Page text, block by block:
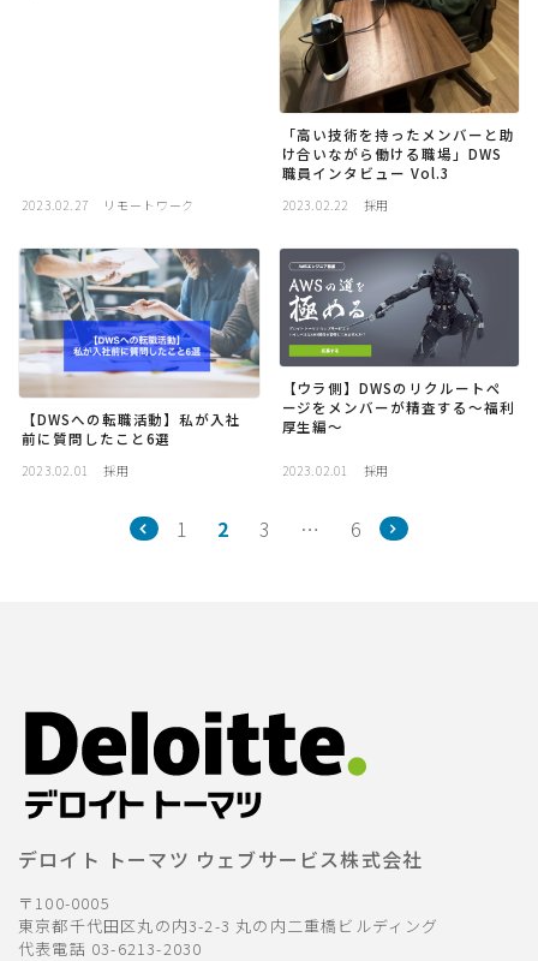
2023.02.27 リモートワーク
「高い技術を持ったメンバーと助
け合いながら働ける職場」DWS
職員インタビュー Vol.3
2023.02.22 採用
【DWSへの転職活動】私が入社
前に質問したこと6選
2023.02.01 採用
【ウラ側】DWSのリクルートペ
ージをメンバーが精査する〜福利
厚生編〜
2023.02.01 採用
1 2 3 … 6
デロイト トーマツ ウェブサービス株式会社
〒100-0005
東京都千代田区丸の内3-2-3 丸の内二重橋ビルディング
代表電話 03-6213-2030